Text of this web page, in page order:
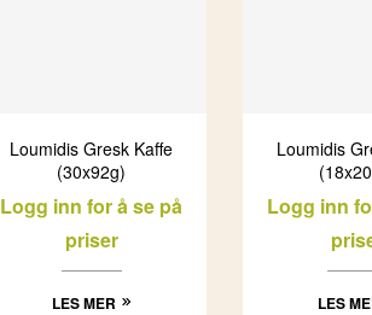
Loumidis Gresk Kaffe
(30x92g)
Logg inn for å se på
priser
LES MER
Loumidis
Logg inn
LES